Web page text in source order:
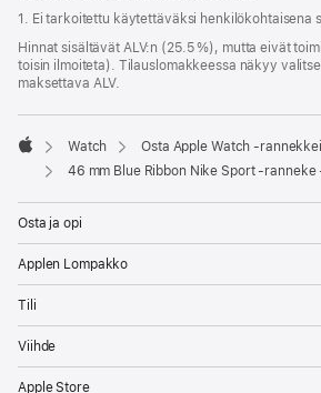
1. Ei tarkoitettu käytettäväksi henkilökohtaisena
Hinnat sisältävät ALV:n (25.5 %), mutta eivät
toisin ilmoiteta). Tilauslomakkeessa näkyy
maksettava ALV.
Apple
Watch
Osta Apple Watch
46 mm Blue Ribbon Nike Sport ‑ranneke
Osta ja opi
Applen Lompakko
Tili
Viihde
Apple Store